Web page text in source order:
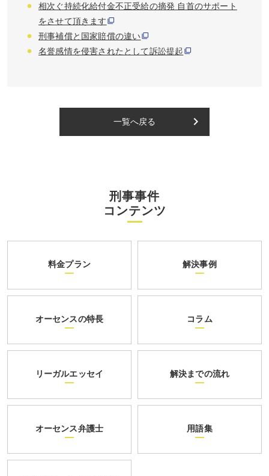
相次ぐ持続化給付金不正受給の摘発 自首のサポート
をさせて頂きます
刑事補償と国家賠償の違い
名誉感情を侵害されたとして訴訟提起
一覧へ戻る keyboard_arrow_right
刑事事件
コンテンツ
料金プラン 解決事例
オーセンスの特長 コラム
リーガルエッセイ 解決までの流れ
オーセンス弁護士 用語集